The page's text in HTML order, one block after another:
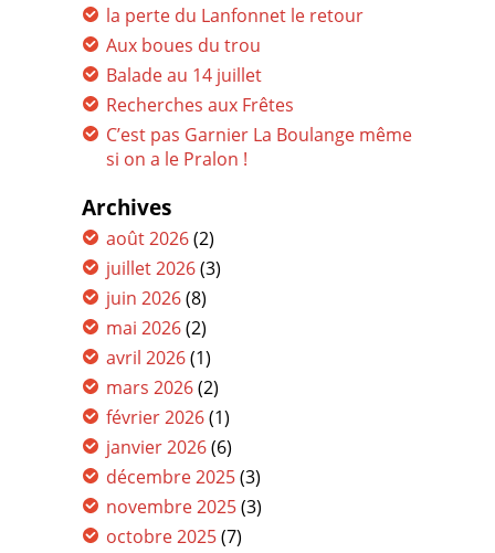
la perte du Lanfonnet le retour
Aux boues du trou
Balade au 14 juillet
Recherches aux Frêtes
C’est pas Garnier La Boulange même
si on a le Pralon !
Archives
août 2026(2)
juillet 2026(3)
juin 2026(8)
mai 2026(2)
avril 2026(1)
mars 2026(2)
février 2026(1)
janvier 2026(6)
décembre 2025(3)
novembre 2025(3)
octobre 2025(7)